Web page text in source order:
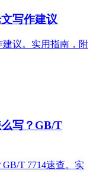
写作建议
议。实用指南，附
写？GB/T
T 7714速查。实